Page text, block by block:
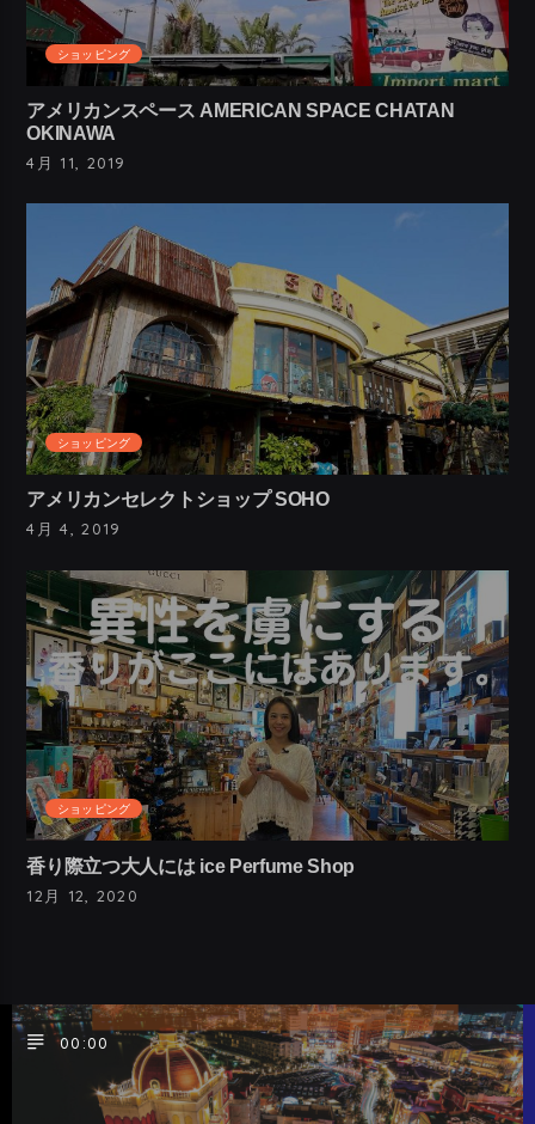
ショッピング
アメリカンスペース AMERICAN SPACE CHATAN
OKINAWA
4月 11, 2019
ショッピング
アメリカンセレクトショップ SOHO
4月 4, 2019
ショッピング
香り際立つ大人には ice Perfume Shop
12月 12, 2020
00:00